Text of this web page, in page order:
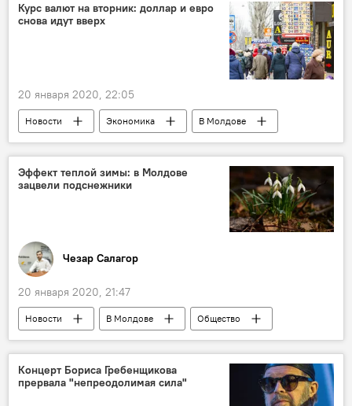
Курс валют на вторник: доллар и евро
снова идут вверх
20 января 2020, 22:05
Новости Экономика В Молдове
Эффект теплой зимы: в Молдове
зацвели подснежники
Чезар Салагор
20 января 2020, 21:47
Новости В Молдове
Общество
зима
подснежники
Концерт Бориса Гребенщикова
прервала "непреодолимая сила"